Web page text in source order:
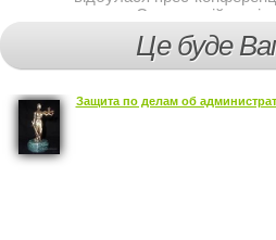
на тему Стан аварійності за
участю, з вини дітей і
пішоходів.Це буде
Защита по делам об